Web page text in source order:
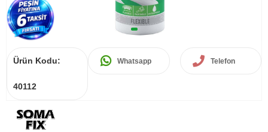
Ürün Kodu:
40112
Whatsapp Telefon